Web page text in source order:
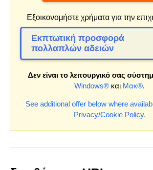
Εξοικονομήστε χρήματα για την
Εκπτωτική προσφορά
πολλαπλών αδειών
Δεν είναι το λειτουργικό σας
Windows® και Μακ®.
See additional offer below where
Privacy/Cookie Policy.